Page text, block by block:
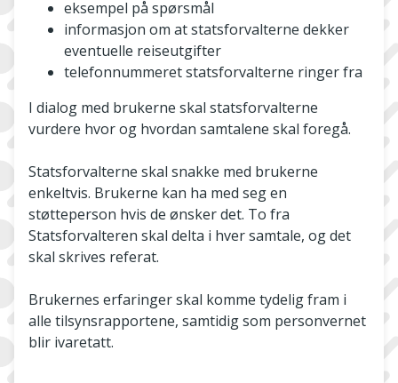
eksempel på spørsmål
informasjon om at statsforvalterne dekker
eventuelle reiseutgifter
telefonnummeret statsforvalterne ringer fra
I dialog med brukerne skal statsforvalterne
vurdere hvor og hvordan samtalene skal foregå.
Statsforvalterne skal snakke med brukerne
enkeltvis. Brukerne kan ha med seg en
støtteperson hvis de ønsker det. To fra
Statsforvalteren skal delta i hver samtale, og det
skal skrives referat.
Brukernes erfaringer skal komme tydelig fram i
alle tilsynsrapportene, samtidig som personvernet
blir ivaretatt.